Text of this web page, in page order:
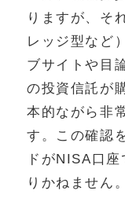
りますが、そ
レッジ型など
ブサイトや目
の投資信託が
本的ながら非
す。この確認
ドがNISA口
りかねません。